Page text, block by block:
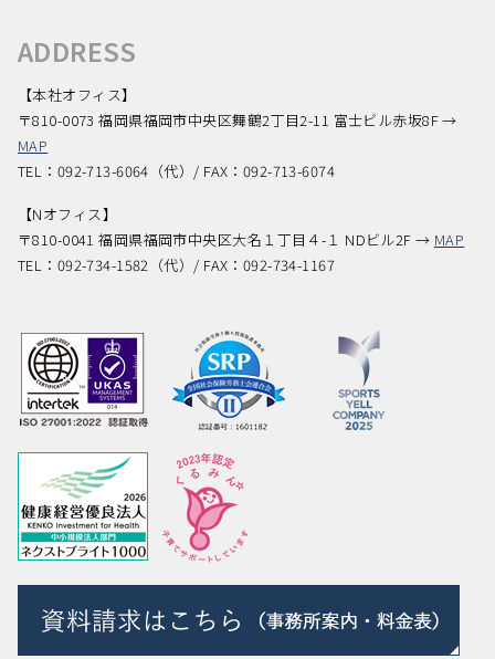
ADDRESS
【本社オフィス】
〒810-0073 福岡県福岡市中央区舞鶴2丁目2-11 富士ビル赤坂8F →
MAP
TEL：092-713-6064（代）/ FAX：092-713-6074
【Nオフィス】
〒810-0041 福岡県福岡市中央区大名１丁目４-１ NDビル2F → MAP
TEL：092-734-1582（代）/ FAX：092-734-1167